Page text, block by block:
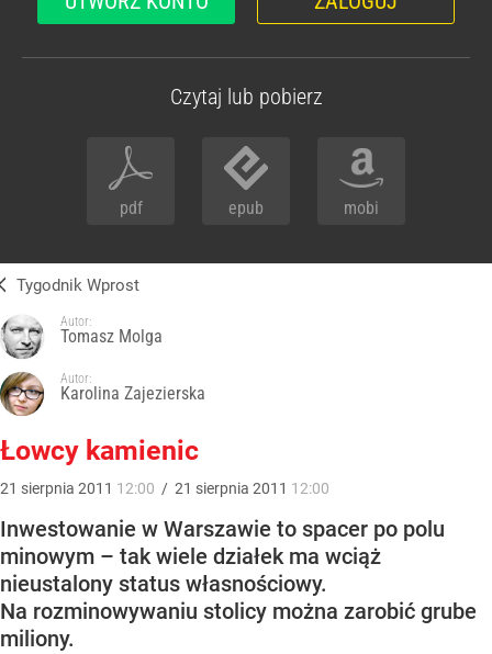
Czytaj lub pobierz
pdf epub mobi
Tygodnik Wprost
Autor:
Tomasz Molga
Autor:
Karolina Zajezierska
Łowcy kamienic
21 sierpnia 2011 12:00 / 21 sierpnia 2011 12:00
Inwestowanie w Warszawie to spacer po polu
minowym – tak wiele działek ma wciąż
nieustalony status własnościowy.
Na rozminowywaniu stolicy można zarobić grube
miliony.